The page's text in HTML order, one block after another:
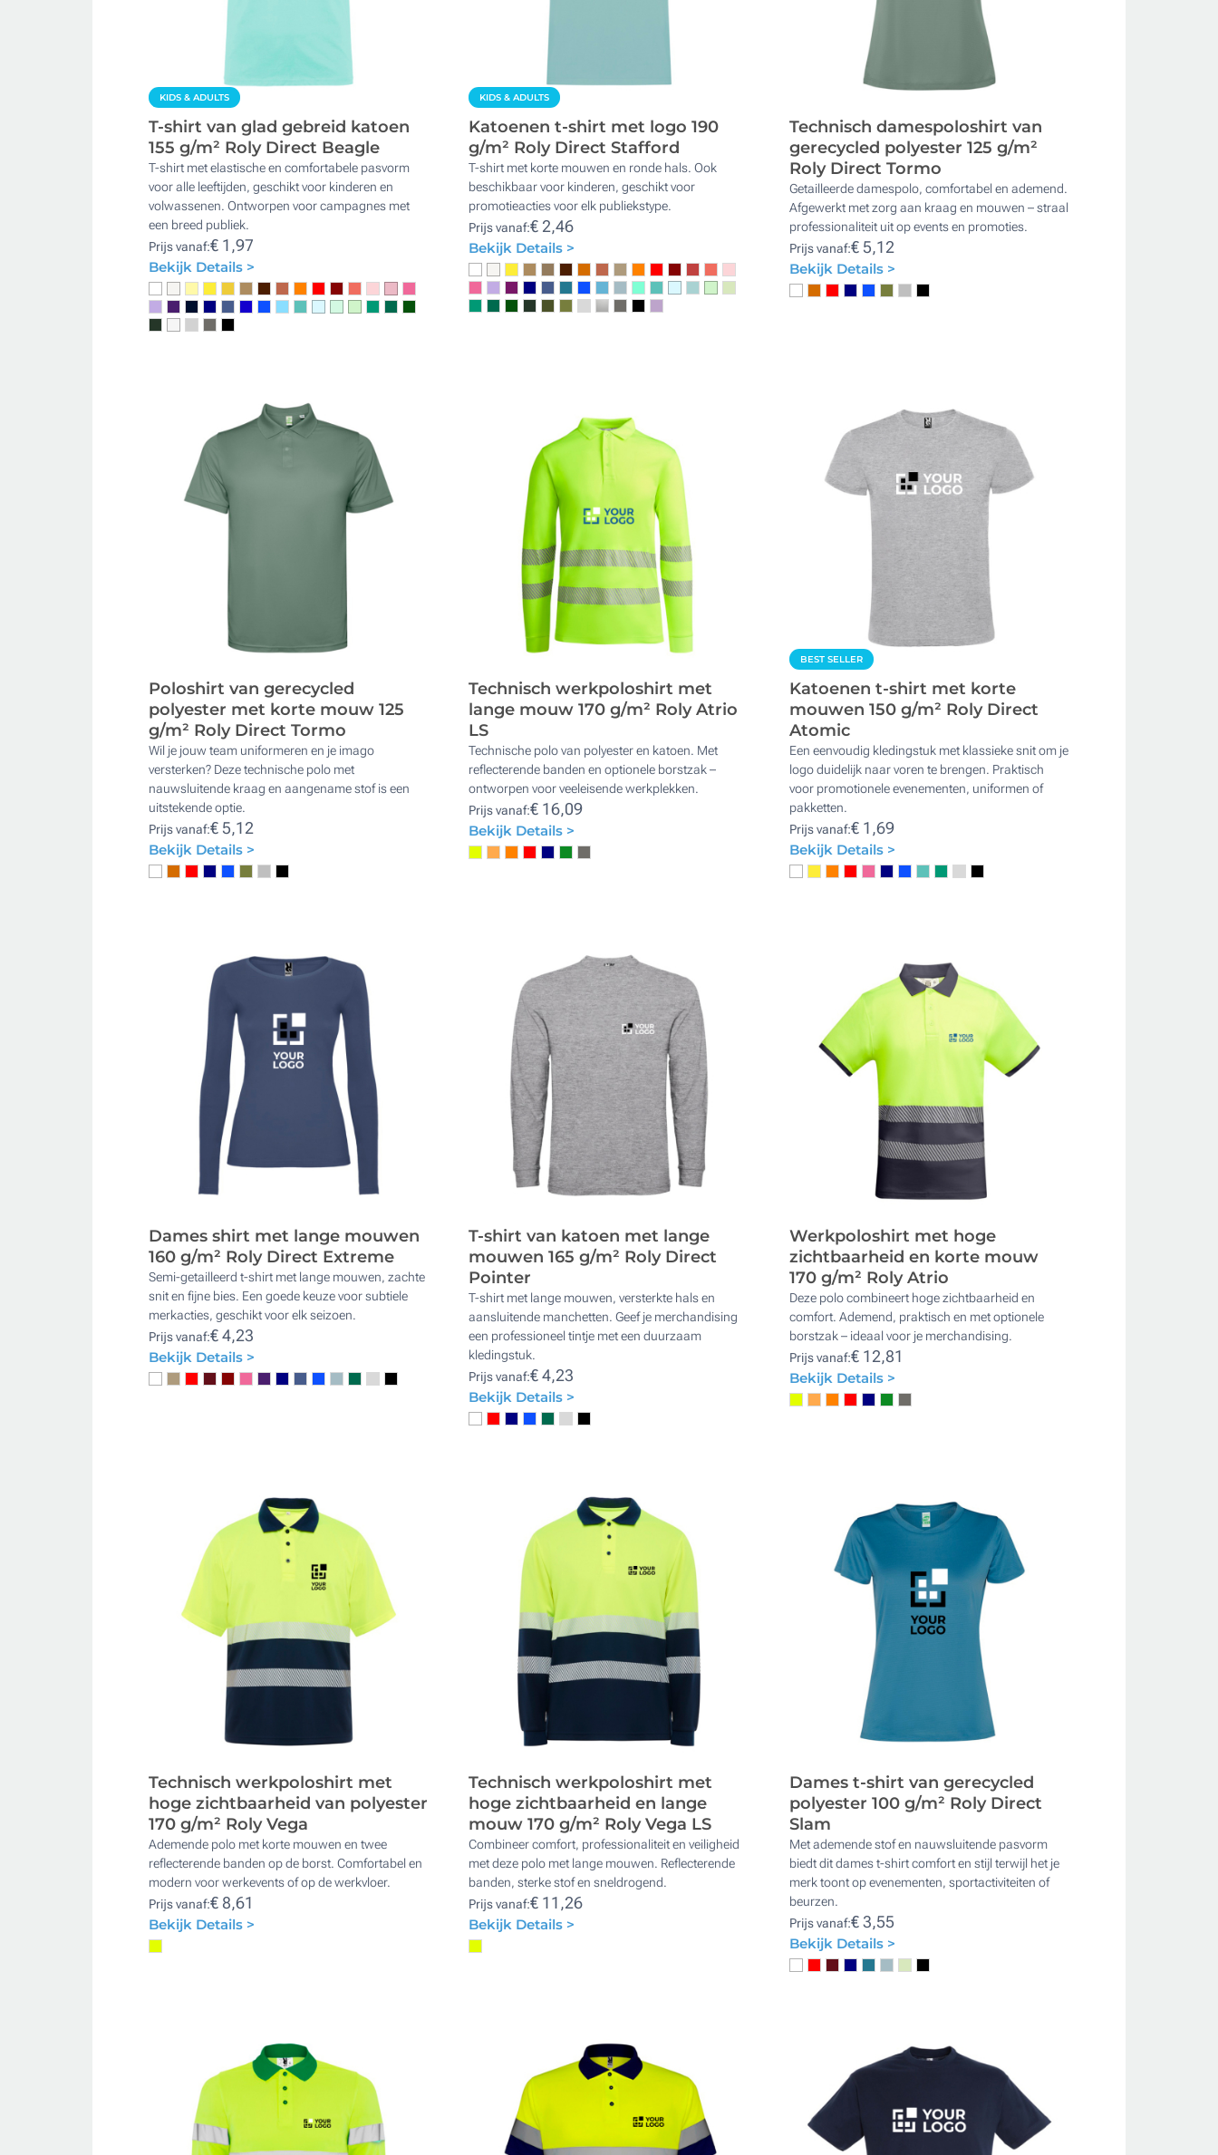
KIDS & ADULTS
T-shirt van glad gebreid katoen
155 g/m² Roly Direct Beagle
T-shirt met elastische en comfortabele pasvorm
voor alle leeftijden, geschikt voor kinderen en
volwassenen. Ontworpen voor campagnes met
een breed publiek.
Prijs vanaf:€ 1,97
Bekijk Details >
KIDS & ADULTS
Katoenen t-shirt met logo 190
g/m² Roly Direct Stafford
T-shirt met korte mouwen en ronde hals. Ook
beschikbaar voor kinderen, geschikt voor
promotieacties voor elk publiekstype.
Prijs vanaf:€ 2,46
Bekijk Details >
Technisch damespoloshirt van
gerecycled polyester 125 g/m²
Roly Direct Tormo
Getailleerde damespolo, comfortabel en ademend.
Afgewerkt met zorg aan kraag en mouwen – straal
professionaliteit uit op events en promoties.
Prijs vanaf:€ 5,12
Bekijk Details >
Poloshirt van gerecycled
polyester met korte mouw 125
g/m² Roly Direct Tormo
Wil je jouw team uniformeren en je imago
versterken? Deze technische polo met
nauwsluitende kraag en aangename stof is een
uitstekende optie.
Prijs vanaf:€ 5,12
Bekijk Details >
Technisch werkpoloshirt met
lange mouw 170 g/m² Roly Atrio
LS
Technische polo van polyester en katoen. Met
reflecterende banden en optionele borstzak –
ontworpen voor veeleisende werkplekken.
Prijs vanaf:€ 16,09
Bekijk Details >
BEST SELLER
Katoenen t-shirt met korte
mouwen 150 g/m² Roly Direct
Atomic
Een eenvoudig kledingstuk met klassieke snit om je
logo duidelijk naar voren te brengen. Praktisch
voor promotionele evenementen, uniformen of
pakketten.
Prijs vanaf:€ 1,69
Bekijk Details >
Dames shirt met lange mouwen
160 g/m² Roly Direct Extreme
Semi-getailleerd t-shirt met lange mouwen, zachte
snit en fijne bies. Een goede keuze voor subtiele
merkacties, geschikt voor elk seizoen.
Prijs vanaf:€ 4,23
Bekijk Details >
T-shirt van katoen met lange
mouwen 165 g/m² Roly Direct
Pointer
T-shirt met lange mouwen, versterkte hals en
aansluitende manchetten. Geef je merchandising
een professioneel tintje met een duurzaam
kledingstuk.
Prijs vanaf:€ 4,23
Bekijk Details >
Werkpoloshirt met hoge
zichtbaarheid en korte mouw
170 g/m² Roly Atrio
Deze polo combineert hoge zichtbaarheid en
comfort. Ademend, praktisch en met optionele
borstzak – ideaal voor je merchandising.
Prijs vanaf:€ 12,81
Bekijk Details >
Technisch werkpoloshirt met
hoge zichtbaarheid van polyester
170 g/m² Roly Vega
Ademende polo met korte mouwen en twee
reflecterende banden op de borst. Comfortabel en
modern voor werkevents of op de werkvloer.
Prijs vanaf:€ 8,61
Bekijk Details >
Technisch werkpoloshirt met
hoge zichtbaarheid en lange
mouw 170 g/m² Roly Vega LS
Combineer comfort, professionaliteit en veiligheid
met deze polo met lange mouwen. Reflecterende
banden, sterke stof en sneldrogend.
Prijs vanaf:€ 11,26
Bekijk Details >
Dames t-shirt van gerecycled
polyester 100 g/m² Roly Direct
Slam
Met ademende stof en nauwsluitende pasvorm
biedt dit dames t-shirt comfort en stijl terwijl het je
merk toont op evenementen, sportactiviteiten of
beurzen.
Prijs vanaf:€ 3,55
Bekijk Details >